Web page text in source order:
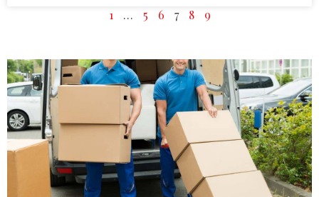
1 … 5 6 7 8 9